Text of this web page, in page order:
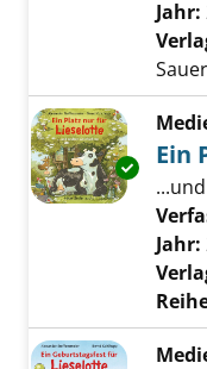
Jahr:
Ein
Jahr: